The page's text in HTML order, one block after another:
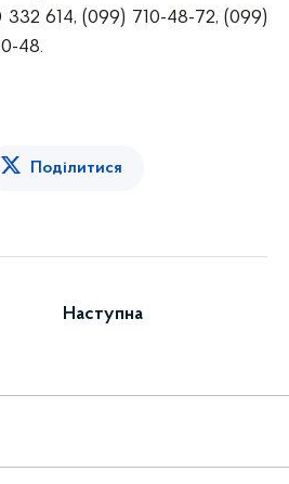
614, (099) 710-48-72, (099)
48.
Поділитися
Наступна